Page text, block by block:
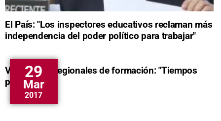
El País: "Los inspectores educativos reclaman más
independencia del poder político para trabajar"
29
Mar
2017
V Jornadas regionales de formación: "Tiempos
para educar"